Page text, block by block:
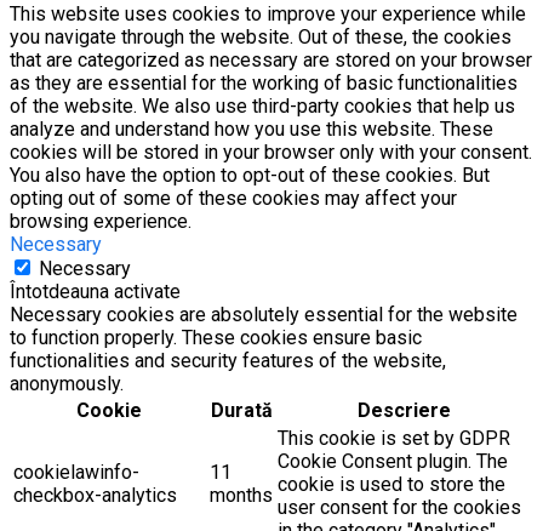
This website uses cookies to improve your experience while
you navigate through the website. Out of these, the cookies
that are categorized as necessary are stored on your browser
as they are essential for the working of basic functionalities
of the website. We also use third-party cookies that help us
analyze and understand how you use this website. These
cookies will be stored in your browser only with your consent.
You also have the option to opt-out of these cookies. But
opting out of some of these cookies may affect your
browsing experience.
Necessary
Necessary
Întotdeauna activate
Necessary cookies are absolutely essential for the website
to function properly. These cookies ensure basic
functionalities and security features of the website,
anonymously.
Cookie
Durată Descriere
cookielawinfo-
checkbox-analytics
11
months
This cookie is set by GDPR
Cookie Consent plugin. The
cookie is used to store the
user consent for the cookies